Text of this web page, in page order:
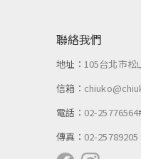
聯絡我們
地址：105台北市松
信箱：
電話： 02-25776564
傳真： 02-25789205